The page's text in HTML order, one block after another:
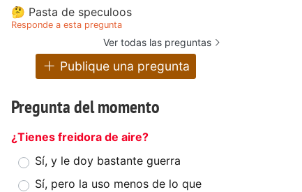
🤔 Pasta de speculoos
Responde a esta pregunta
Ver todas las preguntas
Publique una pregunta
Pregunta del momento
¿Tienes freidora de aire?
Sí, y le doy bastante guerra
Sí, pero la uso menos de lo que